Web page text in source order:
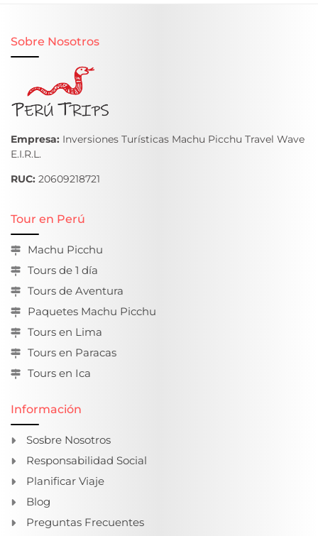
Sobre Nosotros
Empresa: Inversiones Turísticas Machu Picchu Travel Wave
E.I.R.L.
RUC: 20609218721
Tour en Perú
Machu Picchu
Tours de 1 día
Tours de Aventura
Paquetes Machu Picchu
Tours en Lima
Tours en Paracas
Tours en Ica
Información
Sosbre Nosotros
Responsabilidad Social
Planificar Viaje
Blog
Preguntas Frecuentes